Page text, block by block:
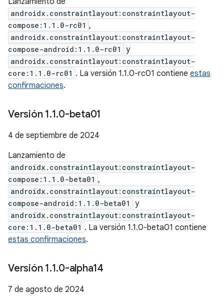
androidx.constraintlayout:constraintlayout-
compose:1.1.0-rc01 ,
androidx.constraintlayout:constraintlayout-
compose-android:1.1.0-rc01
y
androidx.constraintlayout:constraintlayout-
core:1.1.0-rc01 . La versión 1.1.0-rc01 contiene estas
confirmaciones.
Versión 1.1.0-beta01
4 de septiembre de 2024
Lanzamiento de
androidx.constraintlayout:constraintlayout-
compose:1.1.0-beta01 ,
androidx.constraintlayout:constraintlayout-
compose-android:1.1.0-beta01
y
androidx.constraintlayout:constraintlayout-
core:1.1.0-beta01 . La versión 1.1.0-beta01 contiene
estas confirmaciones.
Versión 1.1.0-alpha14
7 de agosto de 2024